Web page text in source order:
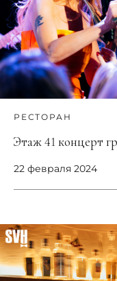
РЕСТОРАН
Этаж 41 концерт
22 февраля 2024